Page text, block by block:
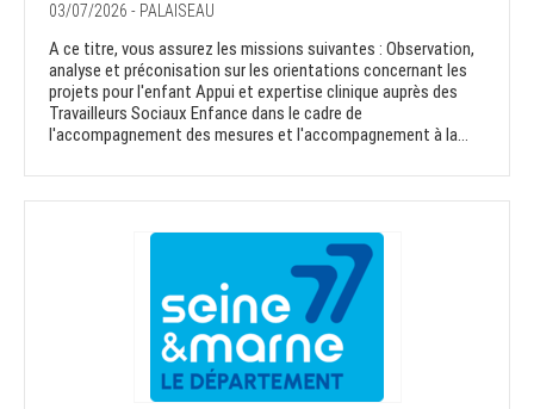
03/07/2026 - PALAISEAU
A ce titre, vous assurez les missions suivantes : Observation,
analyse et préconisation sur les orientations concernant les
projets pour l'enfant Appui et expertise clinique auprès des
Travailleurs Sociaux Enfance dans le cadre de
l'accompagnement des mesures et l'accompagnement à la...